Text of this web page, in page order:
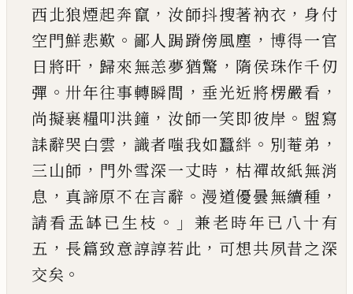
西北狼煙起奔竄 ， 汝師抖搜著衲衣 ， 身付
空門鮮悲歎 。 鄙人跼蹐傍風塵 ， 博得一官
日將旰 ， 歸來無恙夢猶驚 ， 隋侯珠作千仞
彈 。卅年往事轉瞬間 ， 垂光近將楞嚴看 ，
尚擬裹糧叩洪鐘 ， 汝師一笑即彼岸 。 盥寫
誄辭哭白雲 ， 識者嗤我如蠶絆 。 別菴弟 ，
三山師 ， 門外雪深一丈時 ， 枯禪故紙無消
息 ， 真諦原不在言辭 。 漫道優曇無續種 ，
請看盂缽已生枝 。」 兼老時年已八十有
五 ， 長篇致意諄諄若此 ， 可想共夙昔之深
交矣 。